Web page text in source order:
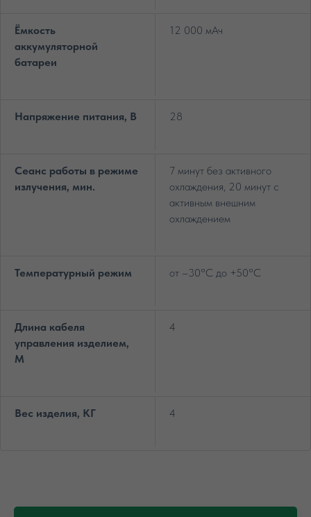
Ёмкость
аккумуляторной
батареи
12 000 мАч
Напряжение питания, В 28
Сеанс работы в режиме
излучения, мин.
7 минут без активного
охлаждения, 20 минут с
активным внешним
охлаждением
Температурный режим от –30°С до +50°С
Длина кабеля
управления изделием,
М
4
Вес изделия, КГ 4